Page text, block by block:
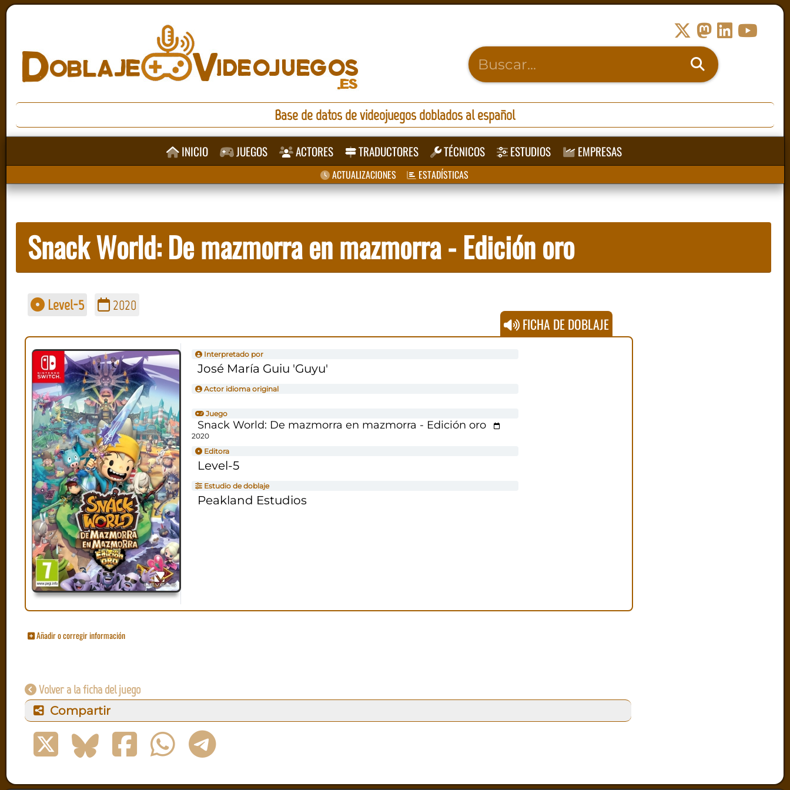
Base de datos de videojuegos doblados al español
INICIO JUEGOS ACTORES TRADUCTORES TÉCNICOS ESTUDIOS EMPRESAS
ACTUALIZACIONES ESTADÍSTICAS
Snack World: De mazmorra en mazmorra - Edición oro
Level-5 2020
FICHA DE DOBLAJE
Interpretado por
José María Guiu 'Guyu'
Actor idioma original
Juego
Snack World: De mazmorra en mazmorra - Edición oro
2020
Editora
Level-5
Estudio de doblaje
Peakland Estudios
Añadir o corregir información
Volver a la ficha del juego
Compartir